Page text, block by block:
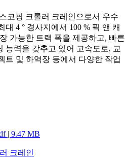
코핑 크롤러 크레인으로서 우수
4 ° 경사지에서 100 % 픽 앤 캐
가능한 트랙 폭을 제공하고, 빠른
능력을 갖추고 있어 고속도로, 교
트 및 하역장 등에서 다양한 작업
| 9.47 MB
크레인